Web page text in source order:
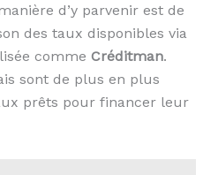
d’y parvenir est de
des taux disponibles via
comme Créditman.
sont de plus en plus
prêts pour financer leur